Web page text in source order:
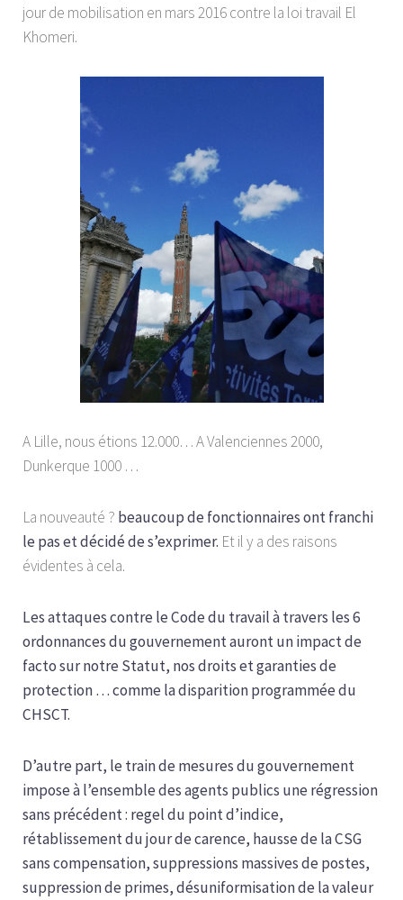
jour de mobilisation en mars 2016 contre la loi travail El
Khomeri.
A Lille, nous étions 12.000… A Valenciennes 2000,
Dunkerque 1000 …
La nouveauté ? beaucoup de fonctionnaires ont franchi
le pas et décidé de s’exprimer. Et il y a des raisons
évidentes à cela.
Les attaques contre le Code du travail à travers les 6
ordonnances du gouvernement auront un impact de
facto sur notre Statut, nos droits et garanties de
protection … comme la disparition programmée du
CHSCT.
D’autre part, le train de mesures du gouvernement
impose à l’ensemble des agents publics une régression
sans précédent : regel du point d’indice,
rétablissement du jour de carence, hausse de la CSG
sans compensation, suppressions massives de postes,
suppression de primes, désuniformisation de la valeur